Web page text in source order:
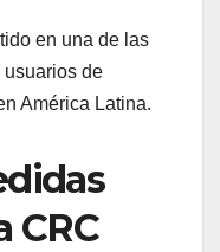
en una de las
de
América Latina.
CRC